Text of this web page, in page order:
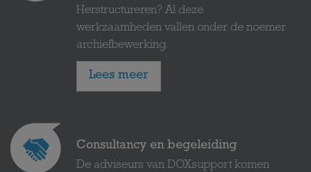
Herstructureren? Al deze
werkzaamheden vallen onder de noemer
archiefbewerking.
Lees meer
Consultancy en begeleiding
De adviseurs van DOXsupport komen